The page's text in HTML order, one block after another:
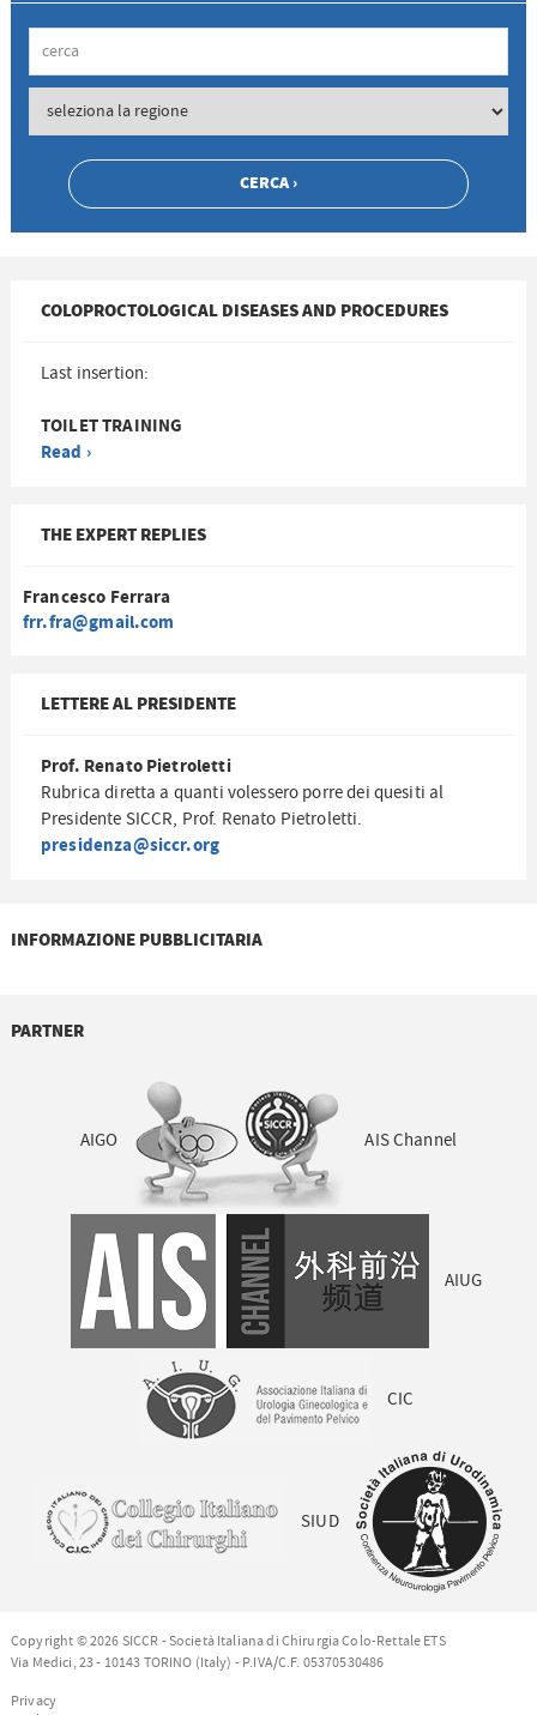
COLOPROCTOLOGICAL DISEASES AND PROCEDURES
Last insertion:
TOILET TRAINING
Read ›
THE EXPERT REPLIES
Francesco Ferrara
frr.fra@gmail.com
LETTERE AL PRESIDENTE
Prof. Renato Pietroletti
Rubrica diretta a quanti volessero porre dei quesiti al
Presidente SICCR, Prof. Renato Pietroletti.
presidenza@siccr.org
INFORMAZIONE PUBBLICITARIA
PARTNER
AIGO AIS Channel
AIUG
CIC
SIUD
Copyright © 2026 SICCR - Società Italiana di Chirurgia Colo-Rettale ETS
Via Medici, 23 - 10143 TORINO (Italy) - P.IVA/C.F. 05370530486
Privacy